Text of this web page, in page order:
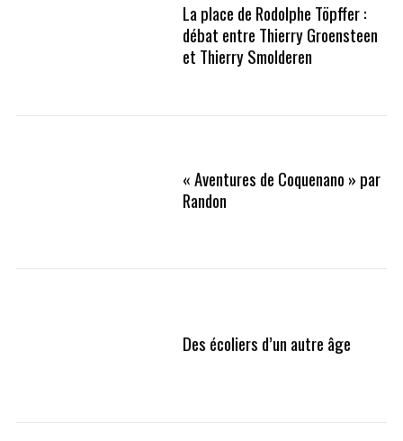
La place de Rodolphe Töpffer :
débat entre Thierry Groensteen
et Thierry Smolderen
« Aventures de Coquenano » par
Randon
Des écoliers d’un autre âge